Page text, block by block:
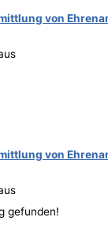
von
von
gefunden!